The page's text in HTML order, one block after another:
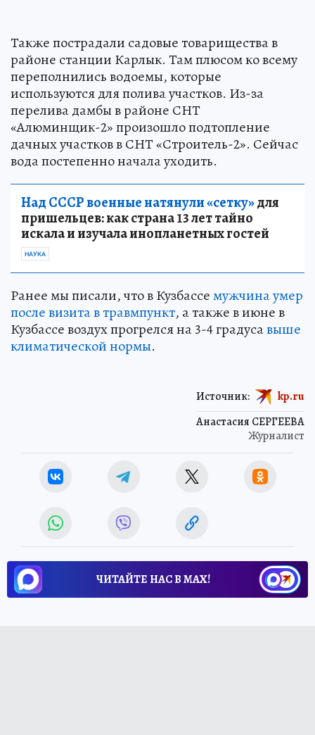
Также пострадали садовые товарищества в
районе станции Карлык. Там плюсом ко всему
переполнились водоемы, которые
используются для полива участков. Из-за
перелива дамбы в районе СНТ
«Алюминщик-2» произошло подтопление
дачных участков в СНТ «Строитель-2». Сейчас
вода постепенно начала уходить.
Над СССР военные натянули «сетку»для
пришельцев: как страна 13 лет тайно
искала и изучала инопланетных гостей
НАУКА
Ранее мы писали, что в Кузбассемужчина умер
после визита в травмпункт, а также в июне в
Кузбассе воздух прогрелся на 3-4 градусавыше
климатической нормы.
Анастасия СЕРГЕЕВА
Журналист
Источник: kp.ru
ЧИТАЙТЕ НАС В МАХ!